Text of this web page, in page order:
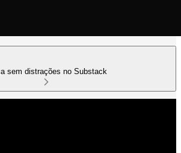
sem distrações no Substack